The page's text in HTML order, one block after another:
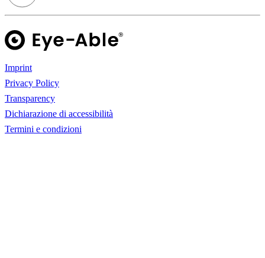
Imprint
Privacy Policy
Transparency
Dichiarazione di accessibilità
Termini e condizioni